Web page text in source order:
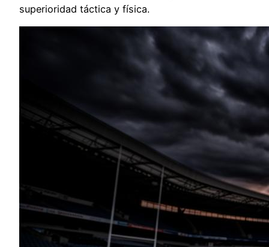
superioridad táctica y física.